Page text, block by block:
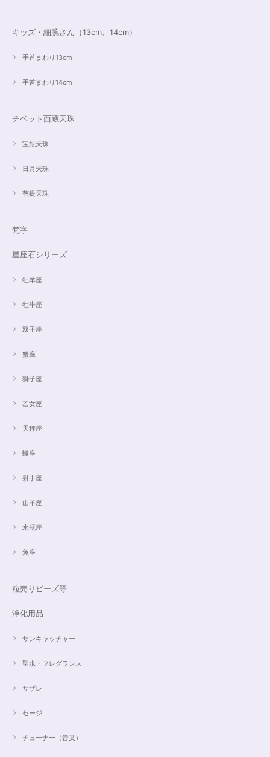
キッズ・細腕さん（13cm、14cm）
手首まわり13cm
手首まわり14cm
チベット西蔵天珠
宝瓶天珠
日月天珠
菩提天珠
梵字
星座石シリーズ
牡羊座
牡牛座
双子座
蟹座
獅子座
乙女座
天秤座
蠍座
射手座
山羊座
水瓶座
魚座
粒売りビーズ等
浄化用品
サンキャッチャー
聖水・フレグランス
サザレ
セージ
チューナー（音叉）